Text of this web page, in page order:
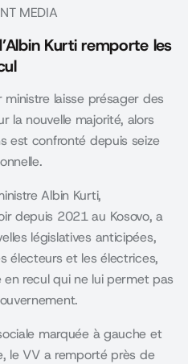
MEDIA
Kurti remporte les
laisse présager des
la nouvelle majorité, alors
est confronté depuis seize
Albin Kurti,
depuis 2021 au Kosovo, a
législatives anticipées,
électeurs et les électrices,
recul qui ne lui permet pas
marquée à gauche et
le VV a remporté près de